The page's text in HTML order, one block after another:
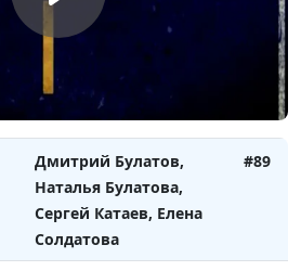
Дмитрий Булатов,
Наталья Булатова,
Сергей Катаев, Елена
Солдатова
Дмитрий Булатов,
Наталья Булатова,
Сергей Катаев, Елена
Солдатова
#89